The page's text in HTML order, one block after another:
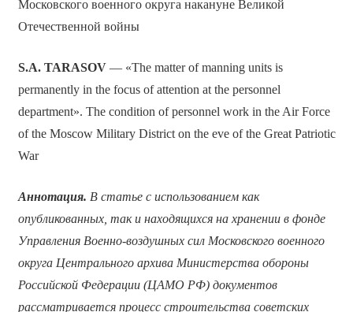
Московского военного округа накануне Великой
Отечественной войны
S.A. TARASOV— «The matter of manning units is
permanently in the focus of attention at the personnel
department». The condition of personnel work in the Air Force
of the Moscow Military District on the eve of the Great Patriotic
War
Аннотация. Встатье с использованием как
опубликованных, так и находящихся на хранении в фонде
Управления Военно-воздушных сил Московского военного
округа Центрального архива Министерства обороны
Российской Федерации (ЦАМО РФ) документов
рассматривается процесс строительства советских